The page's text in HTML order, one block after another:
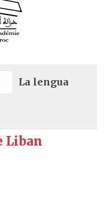
La lengua
Liban